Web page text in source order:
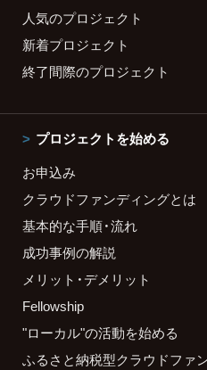
人気のプロジェクト
新着プロジェクト
終了間際のプロジェクト
プロジェクトを始める
お申込み
クラウドファンディングとは
基本的な手順・流れ
成功事例の解説
メリット・デメリット
Fellowship
"ローカル"の活動を始める
ふるさと納税型クラウドファ